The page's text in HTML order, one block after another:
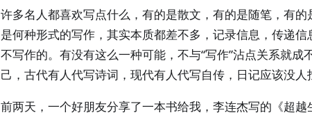
许多名人都喜欢写点什么，有的是散文，有的是随笔，有
是何种形式的写作，其实本质都差不多，记录信息，传递
不写作的。有没有这么一种可能，不与“写作”沾点关系就
己，古代有人代写诗词，现代有人代写自传，日记应该没人
前两天，一个好朋友分享了一本书给我，李连杰写的《超